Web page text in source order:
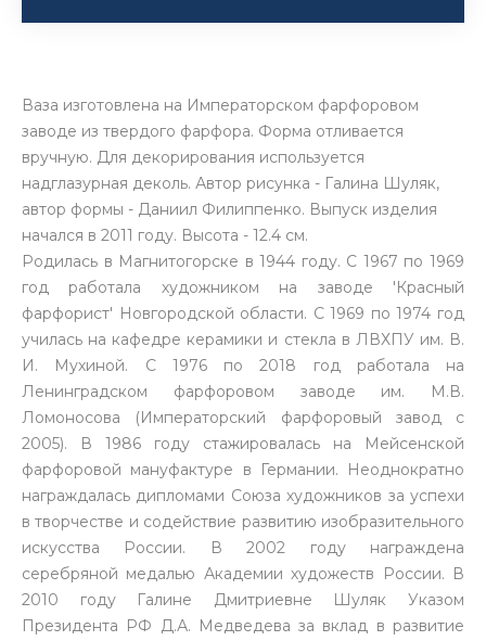
Ваза изготовлена на Императорском фарфоровом
заводе из твердого фарфора. Форма отливается
вручную. Для декорирования используется
надглазурная деколь. Автор рисунка - Галина Шуляк,
автор формы - Даниил Филиппенко. Выпуск изделия
начался в 2011 году. Высота - 12.4 см.
Родилась в Магнитогорске в 1944 году. С 1967 по 1969
год работала художником на заводе 'Красный
фарфорист' Новгородской области. С 1969 по 1974 год
училась на кафедре керамики и стекла в ЛВХПУ им. В.
И. Мухиной. С 1976 по 2018 год работала на
Ленинградском фарфоровом заводе им. М.В.
Ломоносова (Императорский фарфоровый завод с
2005). В 1986 году стажировалась на Мейсенской
фарфоровой мануфактуре в Германии. Неоднократно
награждалась дипломами Союза художников за успехи
в творчестве и содействие развитию изобразительного
искусства России. В 2002 году награждена
серебряной медалью Академии художеств России. В
2010 году Галине Дмитриевне Шуляк Указом
Президента РФ Д.А. Медведева за вклад в развитие